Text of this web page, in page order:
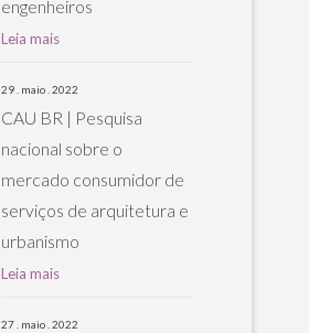
engenheiros
Leia mais
29 . maio . 2022
CAU BR | Pesquisa
nacional sobre o
mercado consumidor de
serviços de arquitetura e
urbanismo
Leia mais
27 . maio . 2022